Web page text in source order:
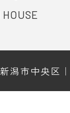
新潟市中央区｜薄暗い洞窟アプローチから、光差す吹